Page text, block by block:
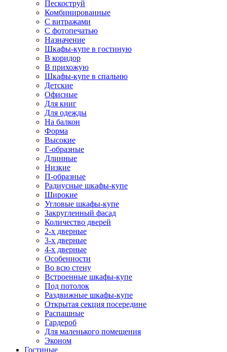
Пескоструй
Комбинированные
С витражами
С фотопечатью
Назначение
Шкафы-купе в гостиную
В коридор
В прихожую
Шкафы-купе в спальню
Детские
Офисные
Для книг
Для одежды
На балкон
Форма
Высокие
Г-образные
Длинные
Низкие
П-образные
Радиусные шкафы-купе
Широкие
Угловые шкафы-купе
Закругленный фасад
Количество дверей
2-х дверные
3-х дверные
4-х дверные
Особенности
Во всю стену
Встроенные шкафы-купе
Под потолок
Раздвижные шкафы-купе
Открытая секция посередине
Распашные
Гардероб
Для маленького помещения
Эконом
Гостиные